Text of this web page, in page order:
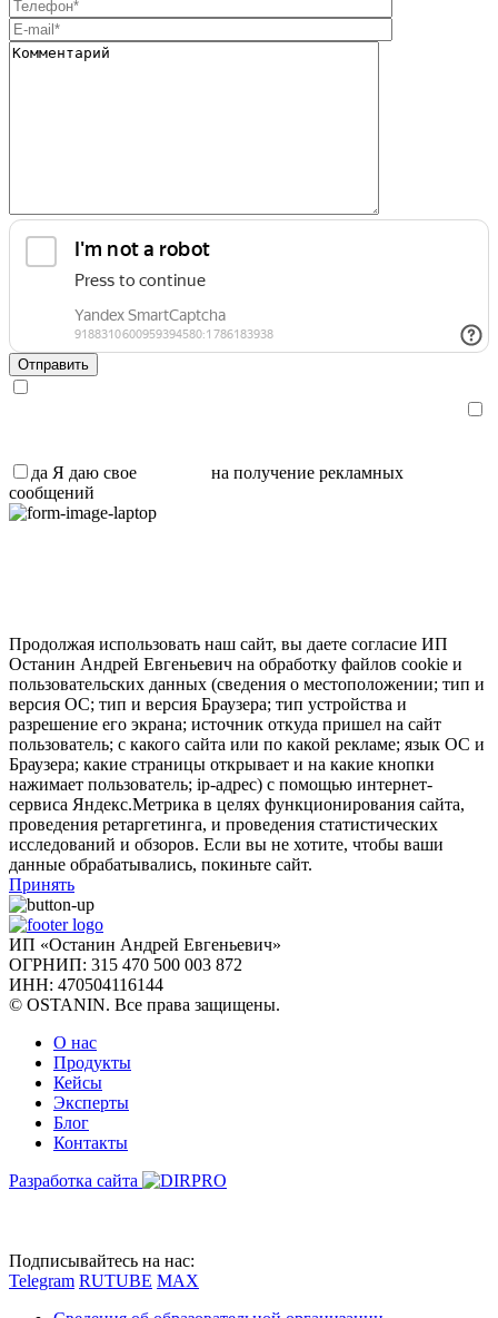
да Я даю свое
на получение рекламных
сообщений
Продолжая использовать наш сайт, вы даете согласие ИП
Останин Андрей Евгеньевич на обработку файлов cookie и
пользовательских данных (сведения о местоположении; тип и
версия ОС; тип и версия Браузера; тип устройства и
разрешение его экрана; источник откуда пришел на сайт
пользователь; с какого сайта или по какой рекламе; язык ОС и
Браузера; какие страницы открывает и на какие кнопки
нажимает пользователь; ip-адрес) с помощью интернет-
сервиса Яндекс.Метрика в целях функционирования сайта,
проведения ретаргетинга, и проведения статистических
исследований и обзоров. Если вы не хотите, чтобы ваши
данные обрабатывались, покиньте сайт.
Принять
ИП «Останин Андрей Евгеньевич»
ОГРНИП: 315 470 500 003 872
ИНН: 470504116144
© OSTANIN. Все права защищены.
О нас
Продукты
Кейсы
Эксперты
Блог
Контакты
Разработка сайта
Подписывайтесь на нас:
Telegram RUTUBE MAX